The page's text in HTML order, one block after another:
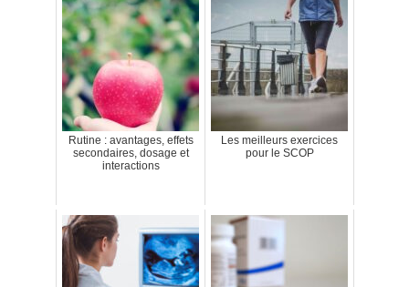
Rutine : avantages, effets
secondaires, dosage et
interactions
Les meilleurs exercices
pour le SCOP